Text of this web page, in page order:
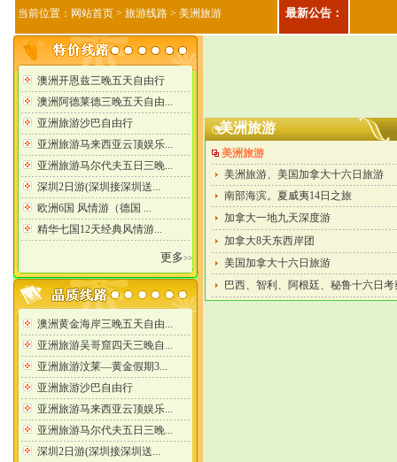
当前位置： 网站首页 > 旅游线路 > 美洲旅游 最新公告：
更多>>
美洲旅游
美洲旅游
美洲旅游、美国加拿大十六日旅游
南部海滨。夏威夷14日之旅
加拿大一地九天深度游
加拿大8天东西岸团
美国加拿大十六日旅游
巴西、智利、阿根廷、秘鲁十六日